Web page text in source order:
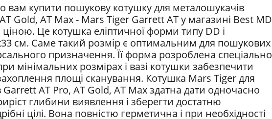
купити пошукову котушку для металошукачів
Gold, AT Max - Mars Tiger Garrett AT у магазині Best MD
Це котушка еліптичної форми типу DD і
см. Саме такий розмір є оптимальним для пошукових
призначення. Її форма розроблена спеціально
мінімальних розмірах і вазі котушки забезпечити
площі сканування. Котушка Mars Tiger для
AT Pro, AT Gold, AT Max здатна дати одночасно
глибини виявлення і зберегти достатню
цілі. Вона повністю герметична і при необхідності